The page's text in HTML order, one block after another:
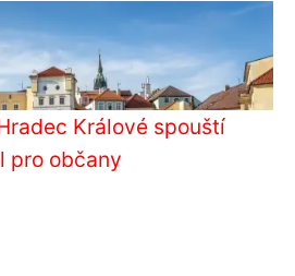
Králové spouští
pro občany